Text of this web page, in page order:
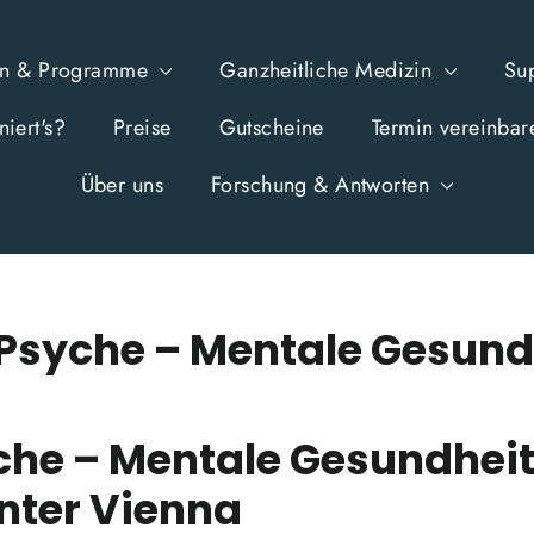
& Programme Ganzheitliche Medizin
Preise Gutscheine Termin
Über uns
Forschung & Antworten
– Mentale
– Mentale
Vienna